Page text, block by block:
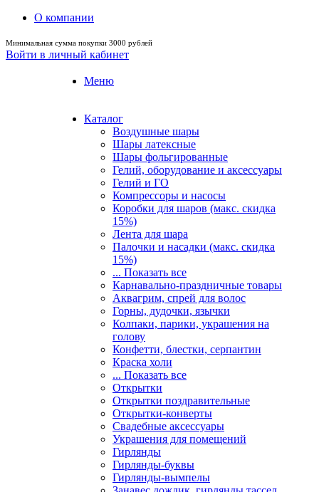
О компании
Минимальная сумма покупки 3000 рублей
Войти в личный кабинет
Меню
Каталог
Воздушные шары
Шары латексные
Шары фольгированные
Гелий, оборудование и аксессуары
Гелий и ГО
Компрессоры и насосы
Коробки для шаров (макс. скидка
15%)
Лента для шара
Палочки и насадки (макс. скидка
15%)
... Показать все
Карнавально-праздничные товары
Аквагрим, спрей для волос
Горны, дудочки, язычки
Колпаки, парики, украшения на
голову
Конфетти, блестки, серпантин
Краска холи
... Показать все
Открытки
Открытки поздравительные
Открытки-конверты
Свадебные аксессуары
Украшения для помещений
Гирлянды
Гирлянды-буквы
Гирлянды-вымпелы